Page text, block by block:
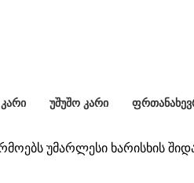
ᲣᲨᲣᲨᲝ ᲙᲐᲠᲘ
უმარლესი ხარისხის